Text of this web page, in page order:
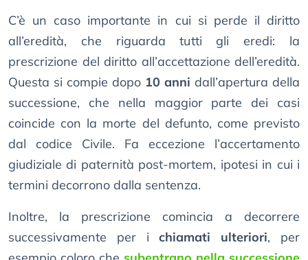
C’è un caso importante in cui si perde il diritto
all’eredità, che riguarda tutti gli eredi: la
prescrizione del diritto all’accettazione dell’eredità.
Questa si compie dopo 10 anni dall’apertura della
successione, che nella maggior parte dei casi
coincide con la morte del defunto, come previsto
dal codice Civile. Fa eccezione l’accertamento
giudiziale di paternità post-mortem, ipotesi in cui i
termini decorrono dalla sentenza.
Inoltre, la prescrizione comincia a decorrere
successivamente per ichiamati ulteriori, per